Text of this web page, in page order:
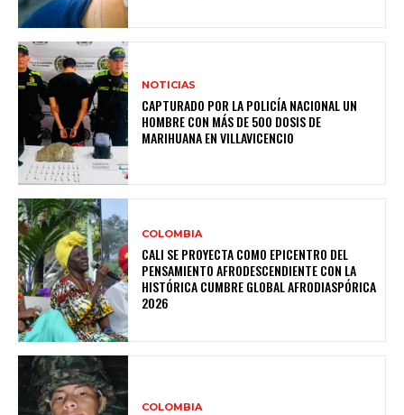
NOTICIAS
CAPTURADO POR LA POLICÍA NACIONAL UN
HOMBRE CON MÁS DE 500 DOSIS DE
MARIHUANA EN VILLAVICENCIO
COLOMBIA
CALI SE PROYECTA COMO EPICENTRO DEL
PENSAMIENTO AFRODESCENDIENTE CON LA
HISTÓRICA CUMBRE GLOBAL AFRODIASPÓRICA
2026
COLOMBIA